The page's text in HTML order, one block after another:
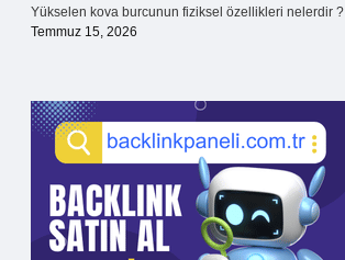
Yükselen kova burcunun fiziksel özellikleri nelerdir ?
Temmuz 15, 2026